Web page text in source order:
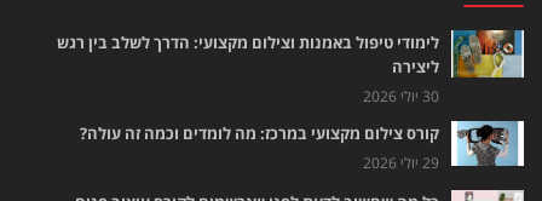
לימודי טיפול באמנות וצילום מקצועי: הדרך לשלב בין רגש
ליצירה
30 יולי 2026
קורס צילום מקצועי במרכז: מה לומדים וכמה זה עולה?
29 יולי 2026